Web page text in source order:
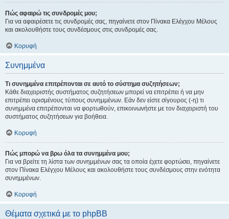
Πώς αφαιρώ τις συνδρομές μου;
Για να αφαιρέσετε τις συνδρομές σας, πηγαίνετε στον Πίνακα Ελέγχου Μέλους
και ακολουθήστε τους συνδέσμους στις συνδρομές σας.
Κορυφή
Συνημμένα
Τι συνημμένα επιτρέπονται σε αυτό το σύστημα συζητήσεων;
Κάθε διαχειριστής συστήματος συζητήσεων μπορεί να επιτρέπει ή να μην
επιτρέπει ορισμένους τύπους συνημμένων. Εάν δεν είστε σίγουρος (-η) τι
συνημμένα επιτρέπονται να φορτωθούν, επικοινωνήστε με τον διαχειριστή του
συστήματος συζητήσεων για βοήθεια.
Κορυφή
Πώς μπορώ να βρω όλα τα συνημμένα μου;
Για να βρείτε τη λίστα των συνημμένων σας τα οποία έχετε φορτώσει, πηγαίνετε
στον Πίνακα Ελέγχου Μέλους και ακολουθήστε τους συνδέσμους στην ενότητα
συνημμένων.
Κορυφή
Θέματα σχετικά με το phpBB